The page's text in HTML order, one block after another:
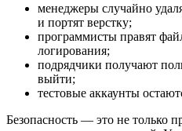
менеджеры случайно
и портят верстку;
программисты правят
логирования;
подрядчики получают
выйти;
тестовые аккаунты
Безопасность — это не только